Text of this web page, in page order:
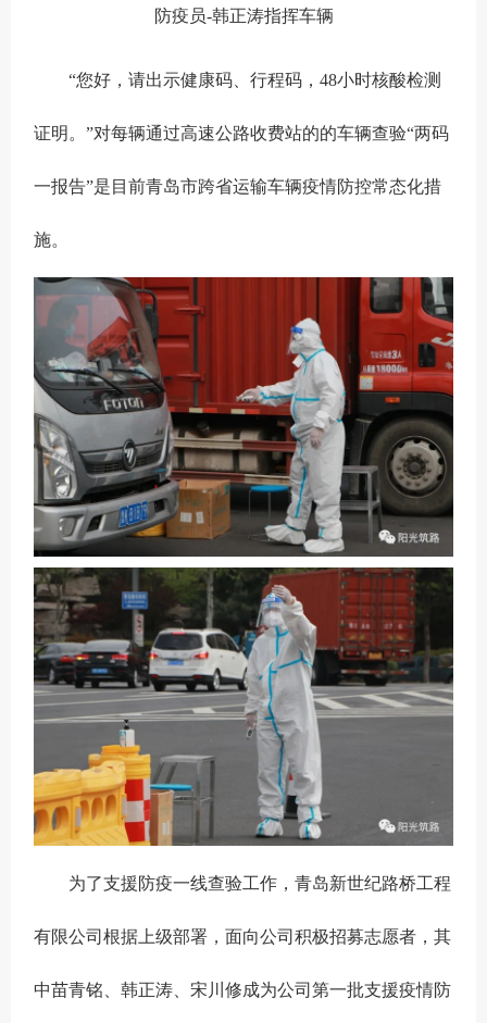
防疫员-韩正涛指挥车辆
“您好，请出示健康码、行程码，48小时核酸检测
证明。”对每辆通过高速公路收费站的的车辆查验“两码
一报告”是目前青岛市跨省运输车辆疫情防控常态化措
施。
为了支援防疫一线查验工作，青岛新世纪路桥工程
有限公司根据上级部署，面向公司积极招募志愿者，其
中苗青铭、韩正涛、宋川修成为公司第一批支援疫情防